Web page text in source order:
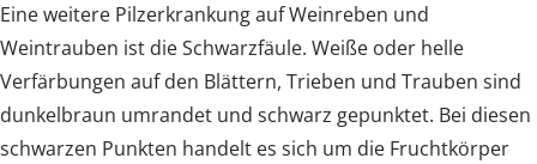
Eine weitere Pilzerkrankung auf Weinreben und
Weintrauben ist die Schwarzfäule. Weiße oder helle
Verfärbungen auf den Blättern, Trieben und Trauben sind
dunkelbraun umrandet und schwarz gepunktet. Bei diesen
schwarzen Punkten handelt es sich um die Fruchtkörper